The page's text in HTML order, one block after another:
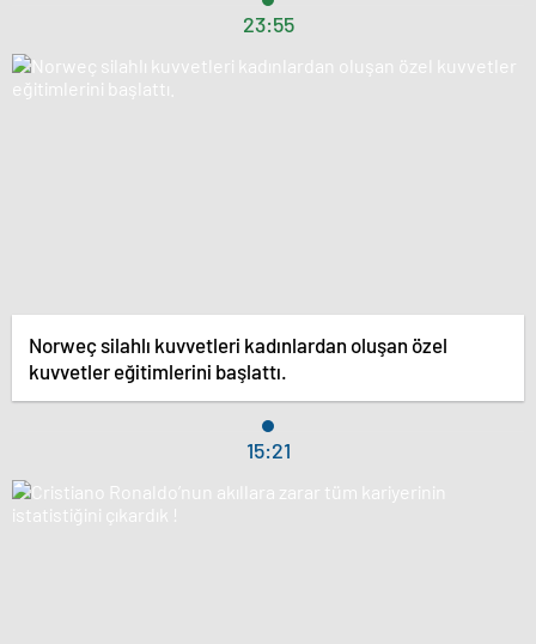
23:55
Norweç silahlı kuvvetleri kadınlardan oluşan özel
kuvvetler eğitimlerini başlattı.
15:21